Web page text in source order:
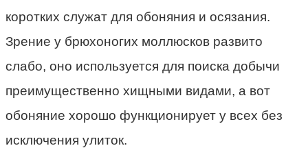
коротких служат для обоняния и осязания.
Зрение у брюхоногих моллюсков развито
слабо, оно используется для поиска добычи
преимущественно хищными видами, а вот
обоняние хорошо функционирует у всех без
исключения улиток.